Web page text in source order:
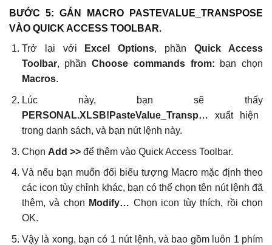
BƯỚC 5: GÁN MACRO PASTEVALUE_TRANSPOSE
VÀO QUICK ACCESS TOOLBAR.
Trở lại với Excel Options, phần Quick Access
Toolbar, phầnChoose commands from: bạn chọn
Macros.
Lúc này, bạn sẽ thấy
PERSONAL.XLSB!PasteValue_Transp… xuất hiện
trong danh sách, và bạn nút lệnh này.
Chọn Add >>để thêm vào Quick Access Toolbar.
Và nếu bạn muốn đổi biểu tượng Macro mặc định theo
các icon tùy chỉnh khác, bạn có thể chọn tên nút lệnh đã
thêm, và chọn Modify… Chọn icon tùy thích, rồi chọn
OK.
Vậy là xong, bạn có 1 nút lệnh, và bao gồm luôn 1 phím